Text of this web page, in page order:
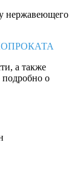
нержавеющего
а также
подробно о